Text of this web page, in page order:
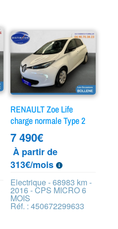
RENAULT Zoe Life
charge normale Type 2
7 490€
À partir de
313€/mois
Electrique - 68983 km -
2016 - CPS MICRO 6
MOIS
Réf. : 450672299633